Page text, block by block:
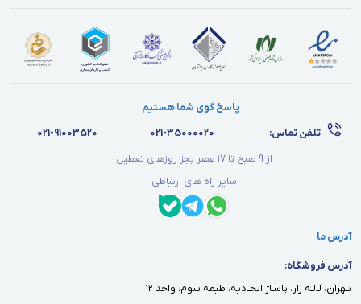
پاسخ گوی شما هستیم
تلفن تماس:
021-35000020
021-91003520
از 9 صبح تا 17 عصر بجز روزهای تعطیل
سایر راه های ارتباطی
آدرس ما
آدرس فروشگاه:
تـهران، لالـه زار، پاسـاژ اتحـاديه، طبقه سوم، واحد ١٢